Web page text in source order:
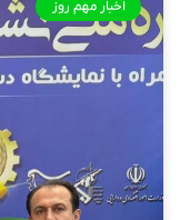
اخبار مهم روز